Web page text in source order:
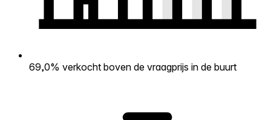
69,0% verkocht boven de vraagprijs in de buurt